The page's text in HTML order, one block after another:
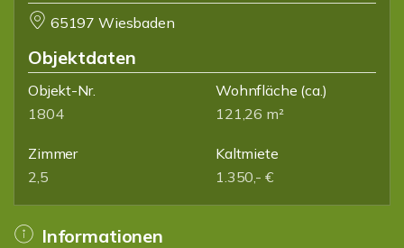
65197 Wiesbaden
Objektdaten
Objekt-Nr.
1804
Wohnfläche (ca.)
121,26 m²
Zimmer
2,5
Kaltmiete
1.350,- €
Informationen